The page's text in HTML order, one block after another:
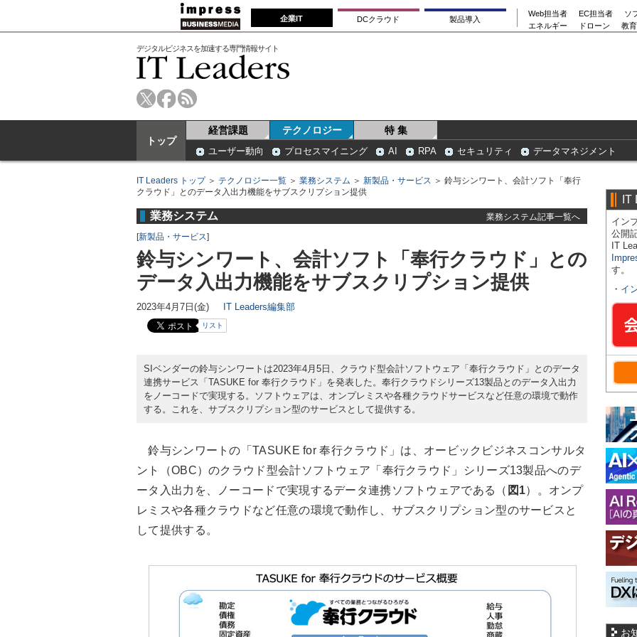
企業IT DCクラウド 製品導入
Web担当者 EC担当者
ソ
エネルギー
ドローン 教
デジタルビジネスを加速する専門情報サイト
トップ
経営課題 テクノロジー 特 集
ユーザー動向 プロセスマイニング AI RPA セキュリティ データマネジメント
IT Leaders トップ＞ テクノロジー一覧 ＞ 業務システム ＞ 新製品・サービス ＞ 鈴与シンワート、会計ソフト「奉行
クラウド」とのデータ入出力機能をサブスクリプション提供
業務システム
業務システム記事一覧へ
[新製品・サービス]
鈴与シンワート、会計ソフト「奉行クラウド」との
データ入出力機能をサブスクリプション提供
2023年4月7日(金) IT Leaders編集部
リスト
SIベンダーの鈴与シンワートは2023年4月5日、クラウド型会計ソフトウェア「奉行クラウド」とのデータ
連携サービス「TASUKE for 奉行クラウド」を発表した。奉行クラウドシリーズ13製品とのデータ入出力
をノーコードで実現する。ソフトウェアは、オンプレミスや各種クラウドサービスなど任意の環境で動作
する。これを、サブスクリプション型のサービスとして提供する。
鈴与シンワートの「TASUKE for 奉行クラウド」は、オービックビジネスコンサルタ
ント（OBC）のクラウド型会計ソフトウェア「奉行クラウド」シリーズ13製品へのデ
ータ入出力を、ノーコードで実現するデータ連携ソフトウェアである（ 図1）。オンプ
レミスや各種クラウドなど任意の環境で動作し、サブスクリプション型のサービスと
して提供する。
IT
イン
公開
IT
す。
・ イ
お